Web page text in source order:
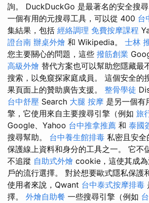
詢。 DuckDuckGo 是最著名的安全搜
一個有用的元搜尋工具，可以從 400 台
集結果，包括 經絡調理 免費按摩課程
證台南 辦桌外燴 和 Wikipedia。 士林
您主要關心的問題，這些 撥筋創業
高級外燴 替代方案也可以幫助您隱藏最
搜索，以免窺探家庭成員。 這個安全的
果頁面上的贊助廣告支援。 整骨學徒
台中舒壓 Search 大腿 按摩 是另一個有
擎，它使用來自主要搜尋引擎（例如 旅
Google、Yahoo 台中推拿推薦 和 泰國
搜尋幫助。 台中養生館排毒 私密且安全
保護線上資料和身分的工具之一。 它不
不追蹤 自助式外燴 cookie，這使其成
戶的流行選擇。 對於想要歐式隱私保護
使用者來說，Qwant 台中泰式按摩排毒
擇。 外燴自助餐 一些搜尋引擎（例如